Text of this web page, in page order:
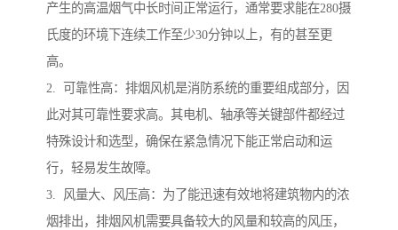
产生的高温烟气中长时间正常运行，通常要求能在280摄
氏度的环境下连续工作至少30分钟以上，有的甚至更
高。
2. 可靠性高：排烟风机是消防系统的重要组成部分，因
此对其可靠性要求高。其电机、轴承等关键部件都经过
特殊设计和选型，确保在紧急情况下能正常启动和运
行，轻易发生故障。
3. 风量大、风压高：为了能迅速有效地将建筑物内的浓
烟排出，排烟风机需要具备较大的风量和较高的风压，